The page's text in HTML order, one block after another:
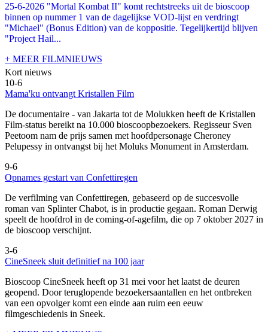
25-6-2026 "Mortal Kombat II" komt rechtstreeks uit de bioscoop
binnen op nummer 1 van de dagelijkse VOD-lijst en verdringt
"Michael" (Bonus Edition) van de koppositie. Tegelijkertijd blijven
"Project Hail...
+ MEER FILMNIEUWS
Kort nieuws
10-6
Mama'ku ontvangt Kristallen Film
De documentaire - van Jakarta tot de Molukken heeft de Kristallen
Film-status bereikt na 10.000 bioscoopbezoekers. Regisseur Sven
Peetoom nam de prijs samen met hoofdpersonage Cheroney
Pelupessy in ontvangst bij het Moluks Monument in Amsterdam.
9-6
Opnames gestart van Confettiregen
De verfilming van Confettiregen, gebaseerd op de succesvolle
roman van Splinter Chabot, is in productie gegaan. Roman Derwig
speelt de hoofdrol in de coming-of-agefilm, die op 7 oktober 2027 in
de bioscoop verschijnt.
3-6
CineSneek sluit definitief na 100 jaar
Bioscoop CineSneek heeft op 31 mei voor het laatst de deuren
geopend. Door teruglopende bezoekersaantallen en het ontbreken
van een opvolger komt een einde aan ruim een eeuw
filmgeschiedenis in Sneek.